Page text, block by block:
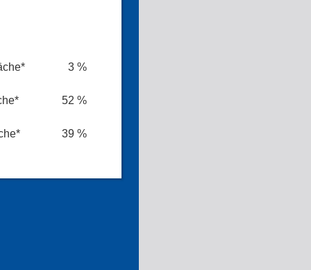
3 %
52 %
39 %